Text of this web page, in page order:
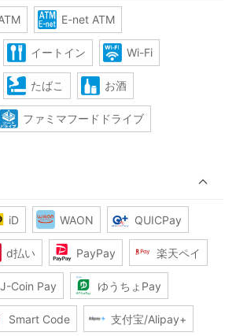
E-net ATM
イートイン Wi-Fi
たばこ お酒
ファミマフードドライブ
iD WAON QUICPay
d払い PayPay 楽天ペイ
J-Coin Pay ゆうちょPay
Smart Code 支付宝/Alipay+